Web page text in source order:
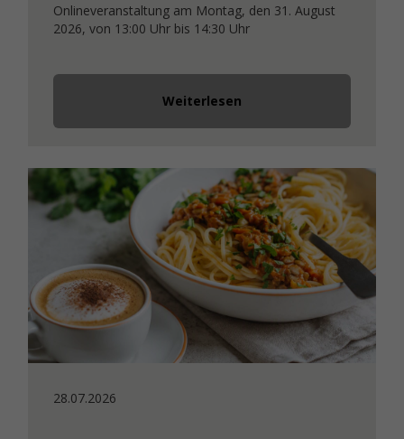
Onlineveranstaltung am Montag, den 31. August
2026, von 13:00 Uhr bis 14:30 Uhr
Weiterlesen
28.07.2026